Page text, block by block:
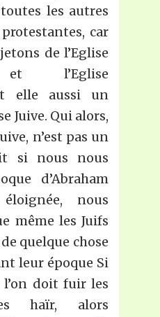
les autres
car
de l’Eglise
et l’Eglise
elle aussi un
Juive. Qui alors,
n’est pas un
si nous nous
d’Abraham
nous
même les Juifs
quelque chose
leur époque Si
l’on doit fuir les
haïr, alors